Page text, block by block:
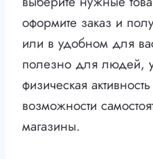
оформите заказ и
или в удобном для
полезно для людей,
физическая
возможности
магазины.